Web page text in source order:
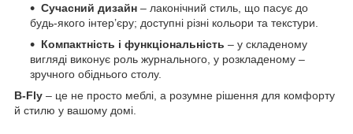
Сучасний дизайн – лаконічний стиль, що пасує до
будь-якого інтер’єру; доступні різні кольори та текстури.
Компактність і функціональність – у складеному
вигляді виконує роль журнального, у розкладеному –
зручного обіднього столу.
B-Fly – це не просто меблі, а розумне рішення для комфорту
й стилю у вашому домі.